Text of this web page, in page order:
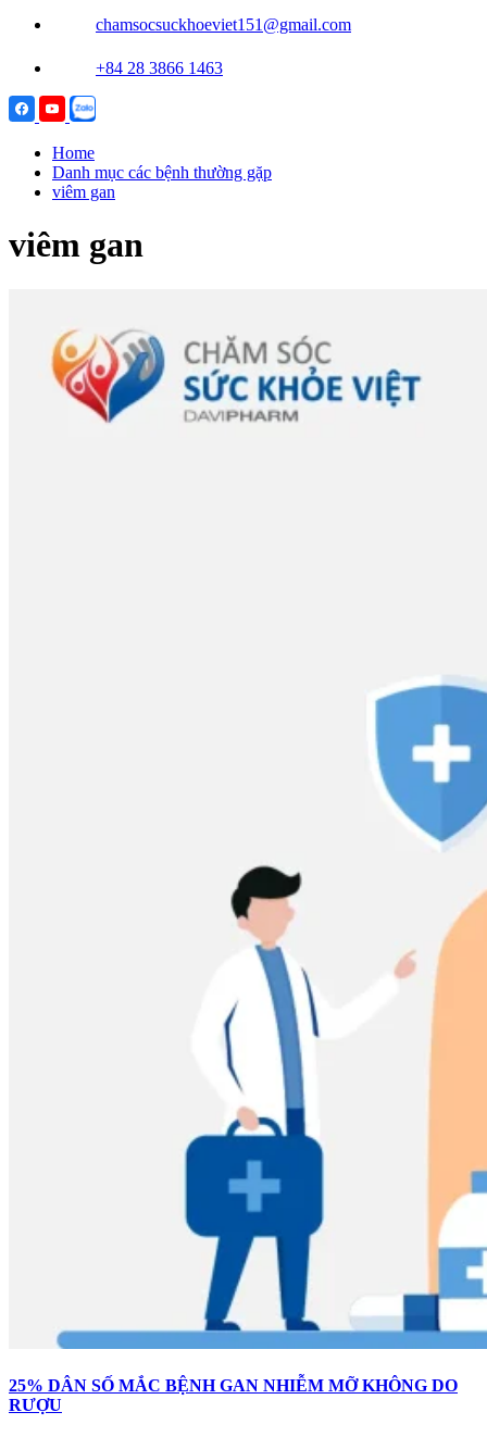
chamsocsuckhoeviet151@gmail.com
+84 28 3866 1463
Home
Danh mục các bệnh thường gặp
viêm gan
viêm gan
25% DÂN SỐ MẮC BỆNH GAN NHIỄM MỠ KHÔNG DO
RƯỢU